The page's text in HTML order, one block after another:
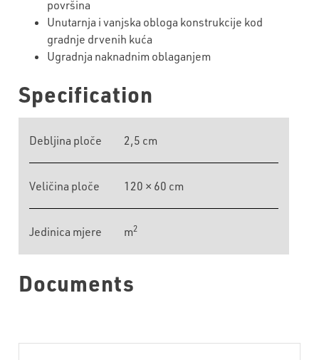
površina
Unutarnja i vanjska obloga konstrukcije kod
gradnje drvenih kuća
Ugradnja naknadnim oblaganjem
Specification
Debljina ploče 2,5 cm
Veličina ploče 120 × 60 cm
Jedinica mjere m2
Documents